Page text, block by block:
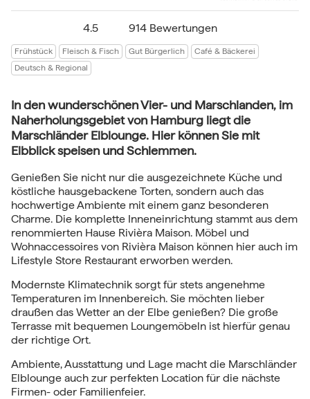
4.5 914 Bewertungen
Frühstück Fleisch & Fisch Gut Bürgerlich
Café & Bäckerei
Deutsch & Regional
In den wunderschönen Vier- und Marschlanden, im
Naherholungsgebiet von Hamburg liegt die
Marschländer Elblounge. Hier können Sie mit
Elbblick speisen und Schlemmen.
Genießen Sie nicht nur die ausgezeichnete Küche und
köstliche hausgebackene Torten, sondern auch das
hochwertige Ambiente mit einem ganz besonderen
Charme. Die komplette Inneneinrichtung stammt aus dem
renommierten Hause Rivièra Maison. Möbel und
Wohnaccessoires von Rivièra Maison können hier auch im
Lifestyle Store Restaurant erworben werden.
Modernste Klimatechnik sorgt für stets angenehme
Temperaturen im Innenbereich. Sie möchten lieber
draußen das Wetter an der Elbe genießen? Die große
Terrasse mit bequemen Loungemöbeln ist hierfür genau
der richtige Ort.
Ambiente, Ausstattung und Lage macht die Marschländer
Elblounge auch zur perfekten Location für die nächste
Firmen- oder Familienfeier.